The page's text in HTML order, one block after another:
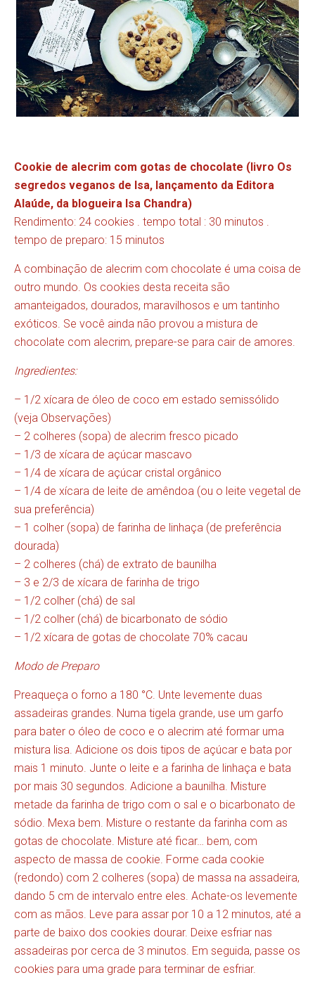
Cookie de alecrim com gotas de chocolate (livro Os
segredos veganos de Isa, lançamento da Editora
Alaúde, da blogueira Isa Chandra)
Rendimento: 24 cookies . tempo total : 30 minutos .
tempo de preparo: 15 minutos
A combinação de alecrim com chocolate é uma coisa de
outro mundo. Os cookies desta receita são
amanteigados, dourados, maravilhosos e um tantinho
exóticos. Se você ainda não provou a mistura de
chocolate com alecrim, prepare-se para cair de amores.
Ingredientes:
– 1/2 xícara de óleo de coco em estado semissólido
(veja Observações)
– 2 colheres (sopa) de alecrim fresco picado
– 1/3 de xícara de açúcar mascavo
– 1/4 de xícara de açúcar cristal orgânico
– 1/4 de xícara de leite de amêndoa (ou o leite vegetal de
sua preferência)
– 1 colher (sopa) de farinha de linhaça (de preferência
dourada)
– 2 colheres (chá) de extrato de baunilha
– 3 e 2/3 de xícara de farinha de trigo
– 1/2 colher (chá) de sal
– 1/2 colher (chá) de bicarbonato de sódio
– 1/2 xícara de gotas de chocolate 70% cacau
Modo de Preparo
Preaqueça o forno a 180 °C. Unte levemente duas
assadeiras grandes. Numa tigela grande, use um garfo
para bater o óleo de coco e o alecrim até formar uma
mistura lisa. Adicione os dois tipos de açúcar e bata por
mais 1 minuto. Junte o leite e a farinha de linhaça e bata
por mais 30 segundos. Adicione a baunilha. Misture
metade da farinha de trigo com o sal e o bicarbonato de
sódio. Mexa bem. Misture o restante da farinha com as
gotas de chocolate. Misture até ficar… bem, com
aspecto de massa de cookie. Forme cada cookie
(redondo) com 2 colheres (sopa) de massa na assadeira,
dando 5 cm de intervalo entre eles. Achate-os levemente
com as mãos. Leve para assar por 10 a 12 minutos, até a
parte de baixo dos cookies dourar. Deixe esfriar nas
assadeiras por cerca de 3 minutos. Em seguida, passe os
cookies para uma grade para terminar de esfriar.